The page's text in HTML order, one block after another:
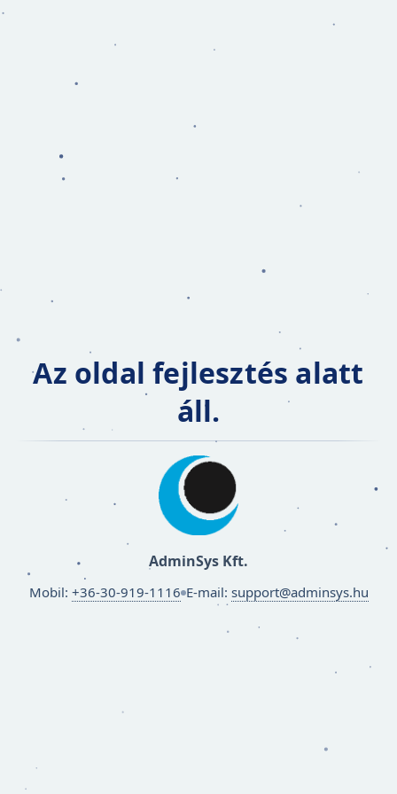
Az oldal fejlesztés alatt
áll.
AdminSys Kft.
Mobil: +36‑30‑919‑1116 E‑mail: support@adminsys.hu